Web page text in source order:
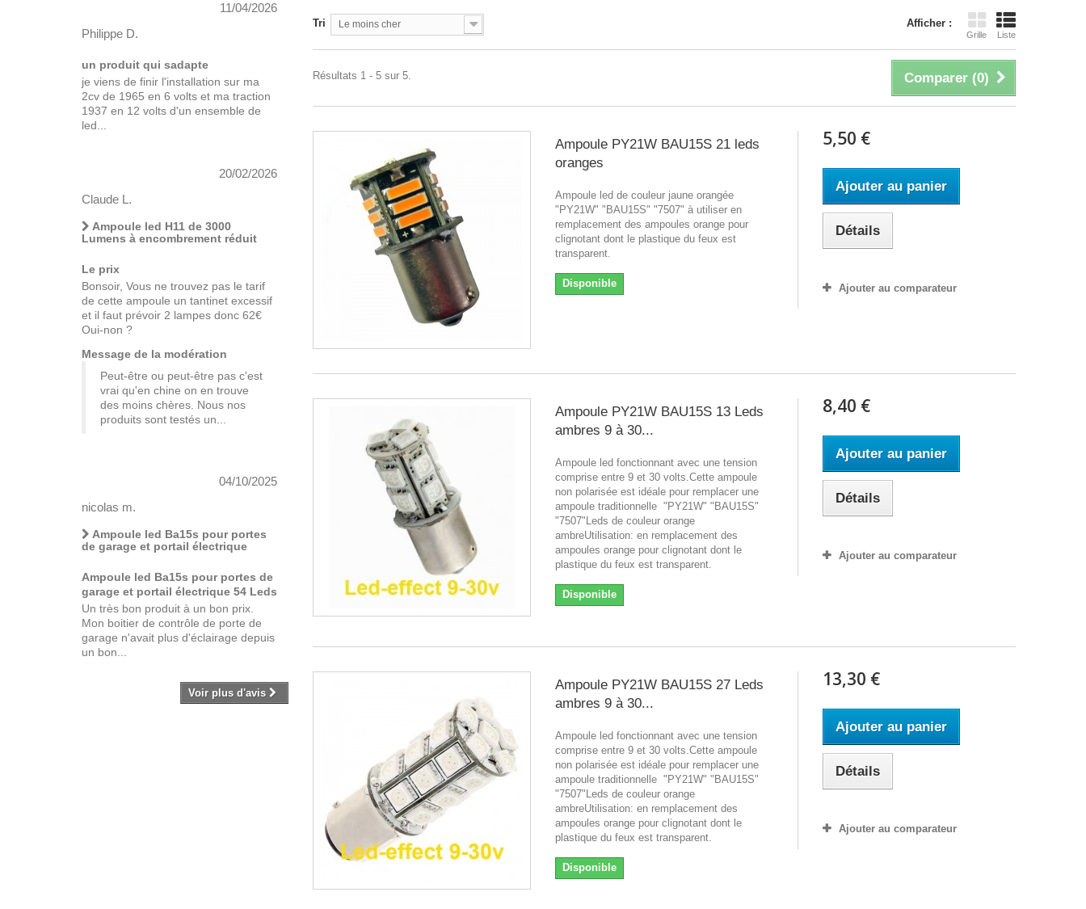
11/04/2026
Philippe D.
un produit qui sadapte
je viens de finir l'installation sur ma
2cv de 1965 en 6 volts et ma traction
1937 en 12 volts d'un ensemble de
led...
20/02/2026
Claude L.
Ampoule led H11 de 3000
Lumens à encombrement réduit
Le prix
Bonsoir, Vous ne trouvez pas le tarif
de cette ampoule un tantinet excessif
et il faut prévoir 2 lampes donc 62€
Oui-non ?
Message de la modération
Peut-être ou peut-être pas c'est
vrai qu'en chine on en trouve
des moins chères. Nous nos
produits sont testés un...
04/10/2025
nicolas m.
Ampoule led Ba15s pour portes
de garage et portail électrique
Ampoule led Ba15s pour portes de
garage et portail électrique 54 Leds
Un très bon produit à un bon prix.
Mon boitier de contrôle de porte de
garage n'avait plus d'éclairage depuis
un bon...
Voir plus d'avis
Afficher :
Grille Liste
Tri Le moins cher
Comparer (0)
Résultats 1 - 5 sur 5.
Ampoule PY21W BAU15S 21 leds
oranges
Ampoule led de couleur jaune orangée
"PY21W" "BAU15S" "7507" à utiliser en
remplacement des ampoules orange pour
clignotant dont le plastique du feux est
transparent.
Disponible
5,50 €
Ajouter au panier
Détails
Ajouter au comparateur
Ampoule PY21W BAU15S 13 Leds
ambres 9 à 30...
Ampoule led fonctionnant avec une tension
comprise entre 9 et 30 volts.Cette ampoule
non polarisée est idéale pour remplacer une
ampoule traditionnelle "PY21W" "BAU15S"
"7507"Leds de couleur orange
ambreUtilisation: en remplacement des
ampoules orange pour clignotant dont le
plastique du feux est transparent.
Disponible
8,40 €
Ajouter au panier
Détails
Ajouter au comparateur
Ampoule PY21W BAU15S 27 Leds
ambres 9 à 30...
Ampoule led fonctionnant avec une tension
comprise entre 9 et 30 volts.Cette ampoule
non polarisée est idéale pour remplacer une
ampoule traditionnelle "PY21W" "BAU15S"
"7507"Leds de couleur orange
ambreUtilisation: en remplacement des
ampoules orange pour clignotant dont le
plastique du feux est transparent.
Disponible
13,30 €
Ajouter au panier
Détails
Ajouter au comparateur